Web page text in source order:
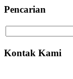
Pencarian
Kontak Kami